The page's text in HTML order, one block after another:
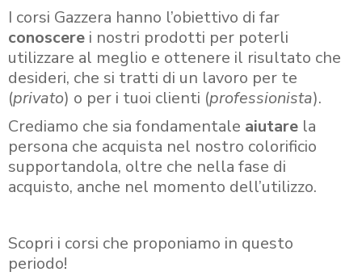
I corsi Gazzera hanno l’obiettivo di far
conoscere i nostri prodotti per poterli
utilizzare al meglio e ottenere il risultato che
desideri, che si tratti di un lavoro per te
(privato) o per i tuoi clienti (professionista).
Crediamo che sia fondamentale aiutare la
persona che acquista nel nostro colorificio
supportandola, oltre che nella fase di
acquisto, anche nel momento dell’utilizzo.
Scopri i corsi che proponiamo in questo
periodo!